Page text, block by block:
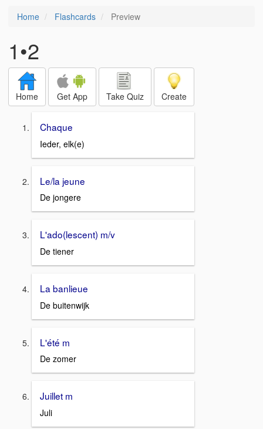
Home Flashcards Preview
1•2
Home Get App Take Quiz Create
Chaque
Ieder, elk(e)
Le/la jeune
De jongere
L'ado(lescent) m/v
De tiener
La banlieue
De buitenwijk
L'été m
De zomer
Juillet m
Juli